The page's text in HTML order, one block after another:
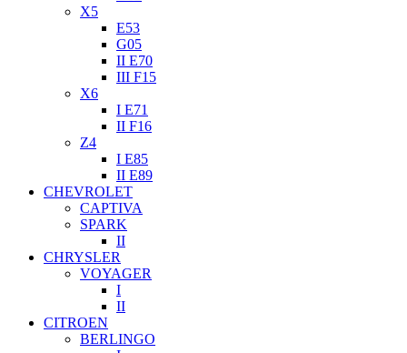
X5
E53
G05
II E70
III F15
X6
I E71
II F16
Z4
I E85
II E89
CHEVROLET
CAPTIVA
SPARK
II
CHRYSLER
VOYAGER
I
II
CITROEN
BERLINGO